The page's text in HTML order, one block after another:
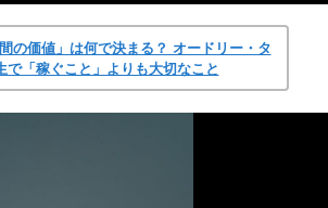
間の価値」は何で決まる？ オードリー・タ
で「稼ぐこと」よりも大切なこと